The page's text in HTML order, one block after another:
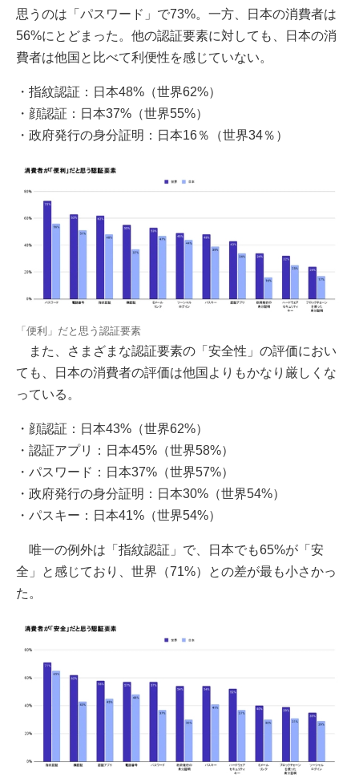
思うのは「パスワード」で73%。一方、日本の消費者は
56%にとどまった。他の認証要素に対しても、日本の消
費者は他国と比べて利便性を感じていない。
・指紋認証：日本48%（世界62%）
・顔認証：日本37%（世界55%）
・政府発行の身分証明：日本16％（世界34％）
「便利」だと思う認証要素
また、さまざまな認証要素の「安全性」の評価におい
ても、日本の消費者の評価は他国よりもかなり厳しくな
っている。
・顔認証：日本43%（世界62%）
・認証アプリ：日本45%（世界58%）
・パスワード：日本37%（世界57%）
・政府発行の身分証明：日本30%（世界54%）
・パスキー：日本41%（世界54%）
唯一の例外は「指紋認証」で、日本でも65%が「安
全」と感じており、世界（71%）との差が最も小さかっ
た。